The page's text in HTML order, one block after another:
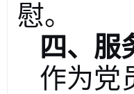
慰。
四、服
作为党